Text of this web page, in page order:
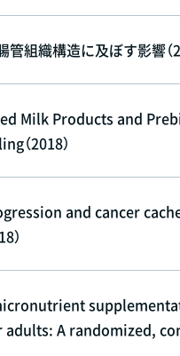
組織構造に及ぼす影響（
Milk Products and
（2018）
and cancer
）
A randomized,